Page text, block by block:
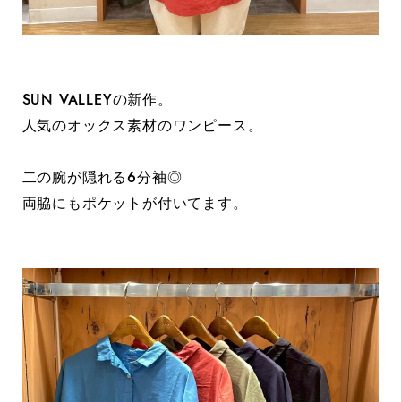
SUN VALLEYの新作。
人気のオックス素材のワンピース。
二の腕が隠れる6分袖◎
両脇にもポケットが付いてます。